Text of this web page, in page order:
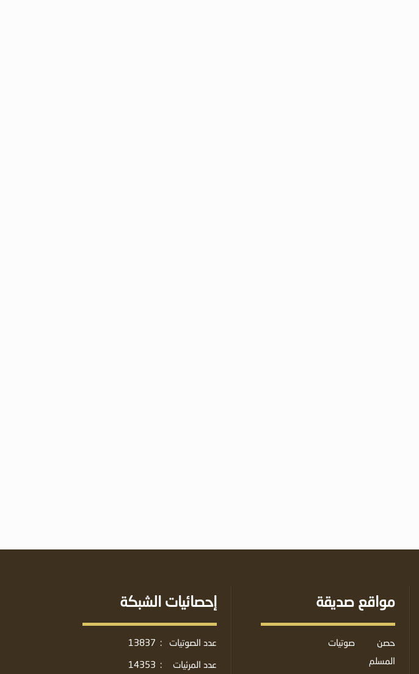
مواقع صديقة
حصن
المسلم
صوتيات
إحصائيات الشبكة
عدد الصوتيات :
13837
عدد المرئيات
:
14353